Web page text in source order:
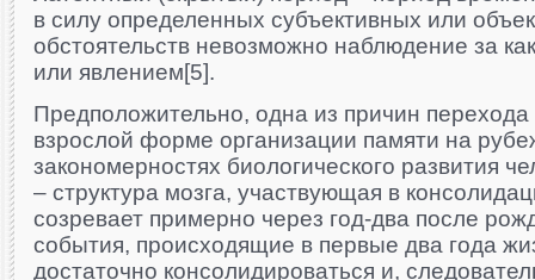
в силу определенных субъективных или
обстоятельств невозможно наблюдение за
или явлением[5].
Предположительно, одна из причин перехода
взрослой форме организации памяти на
закономерностях биологического развития
– структура мозга, участвующая в
созревает примерно через год-два после
события, происходящие в первые два года
достаточно консолидироваться и,